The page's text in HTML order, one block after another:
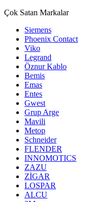
Çok Satan Markalar
Siemens
Phoenix Contact
Viko
Legrand
Öznur Kablo
Bemis
Emas
Entes
Gwest
Grup Arge
Mavili
Metop
Schneider
FLENDER
INNOMOTICS
ZAZU
ZİGAR
LOSPAR
ALCU